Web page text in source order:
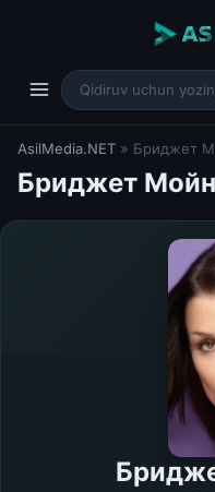
AsilMedia.NET » Бриджет
Бриджет